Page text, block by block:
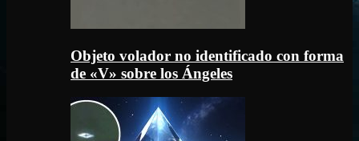
Objeto volador no identificado con forma
de «V» sobre los Ángeles